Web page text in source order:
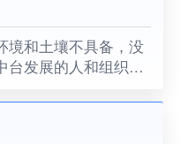
境和土壤不具备，没
台发展的人和组织提